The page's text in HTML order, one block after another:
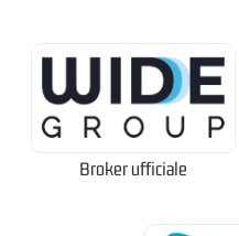
Broker ufficiale